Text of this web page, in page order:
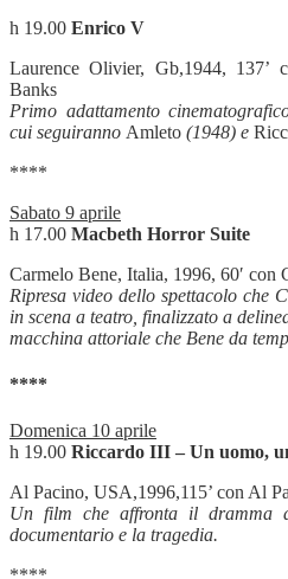
h 19.00 Enrico V
Laurence Olivier, Gb,1944, 137’
Banks
Primo adattamento
cui seguiranno Amleto (1948) e
****
Sabato 9 aprile
h 17.00 Macbeth Horror Suite
Carmelo Bene, Italia, 1996, 60′ con
Ripresa video dello spettacolo che
in scena a teatro, finalizzato a
macchina attoriale che Bene da
****
Domenica 10 aprile
h 19.00 Riccardo III – Un uomo,
Al Pacino, USA,1996,115’ con Al
Un film che affronta il dramma
documentario e la tragedia.